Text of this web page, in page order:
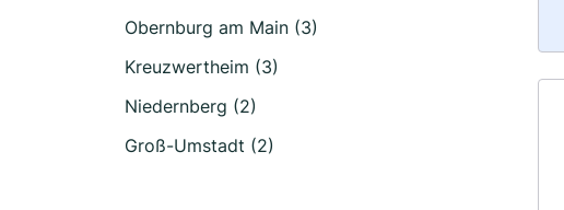
Obernburg am Main (3)
Kreuzwertheim (3)
Niedernberg (2)
Groß-Umstadt (2)